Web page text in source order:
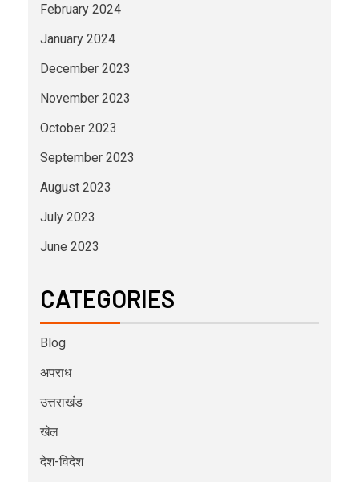
February 2024
January 2024
December 2023
November 2023
October 2023
September 2023
August 2023
July 2023
June 2023
CATEGORIES
Blog
अपराध
उत्तराखंड
खेल
देश-विदेश